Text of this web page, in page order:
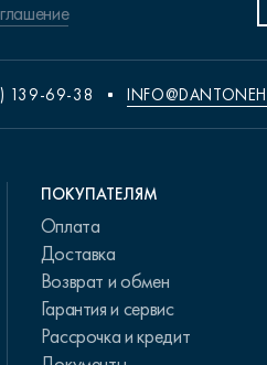
139-69-38
ПОКУПАТЕЛЯМ
Оплата
Доставка
Возврат и обмен
Гарантия и сервис
Рассрочка и кредит